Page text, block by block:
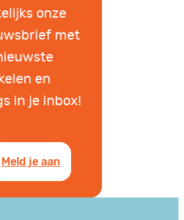
onze
met
en
in je inbox!
Meld je aan